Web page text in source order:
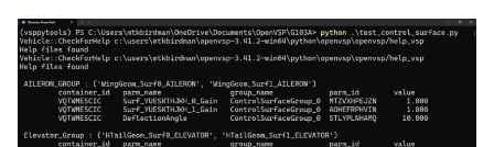
    set_control_surface(geom_name=
    vsp.Update()
# Execute VSPAEROSweep